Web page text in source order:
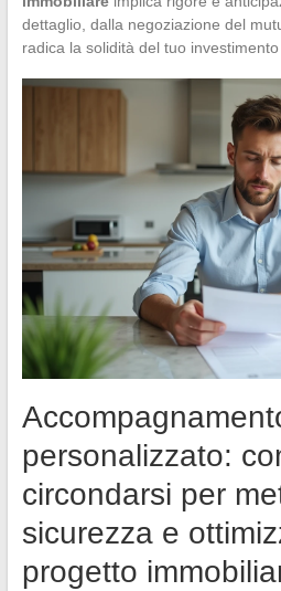
dettaglio, dalla negoziazione del
radica la solidità del tuo investimento
personalizzato:
circondarsi per
sicurezza e
progetto